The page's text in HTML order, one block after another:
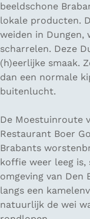
beeldschone
lokale producten.
weiden in Dungen,
scharrelen. Deze
(h)eerlijke smaak.
dan een normale
buitenlucht.
De Moestuinroute
Restaurant Boer
Brabants
koffie weer leeg
omgeving van Den
langs een
natuurlijk de wei